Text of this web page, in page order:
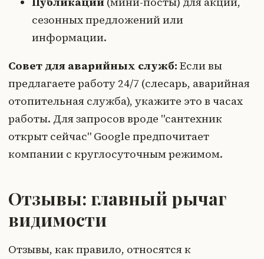
сезонных предложений или
информации.
Совет для аварийных служб: Если вы
предлагаете работу 24/7 (слесарь, аварийная
отопительная служба), укажите это в часах
работы. Для запросов вроде "сантехник
открыт сейчас" Google предпочитает
компании с круглосуточным режимом.
Отзывы: главный рычаг
видимости
Отзывы, как правило, относятся к